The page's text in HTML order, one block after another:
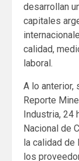
desarrollan
capitales
calidad,
laboral.
A lo anterior,
Reporte
Industria, 24
Nacional de
la calidad de
los